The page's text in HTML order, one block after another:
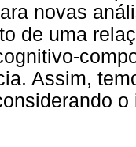
novas
de uma
Assim,